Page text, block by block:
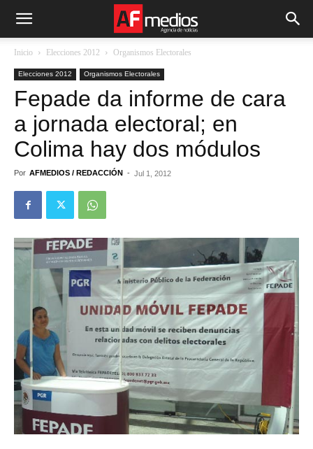
Inicio Elecciones 2012 Organismos Electorales
Elecciones 2012 Organismos Electorales
Fepade da informe de cara
a jornada electoral; en
Colima hay dos módulos
Por AFMEDIOS / REDACCIÓN - Jul 1, 2012